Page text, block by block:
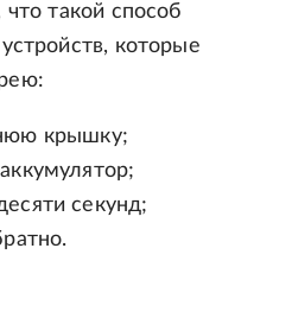
такой способ
которые
крышку;
секунд;